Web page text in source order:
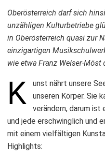
Oberösterreich darf sich
unzähligen Kulturbetriebe
in Oberösterreich quasi zur
einzigartigen
wie etwa Franz Welser-
K
unst nährt unsere
unseren Körper. Sie
verändern, darum ist
und jede erschwinglich und
mit einem vielfältigen
Highlights: